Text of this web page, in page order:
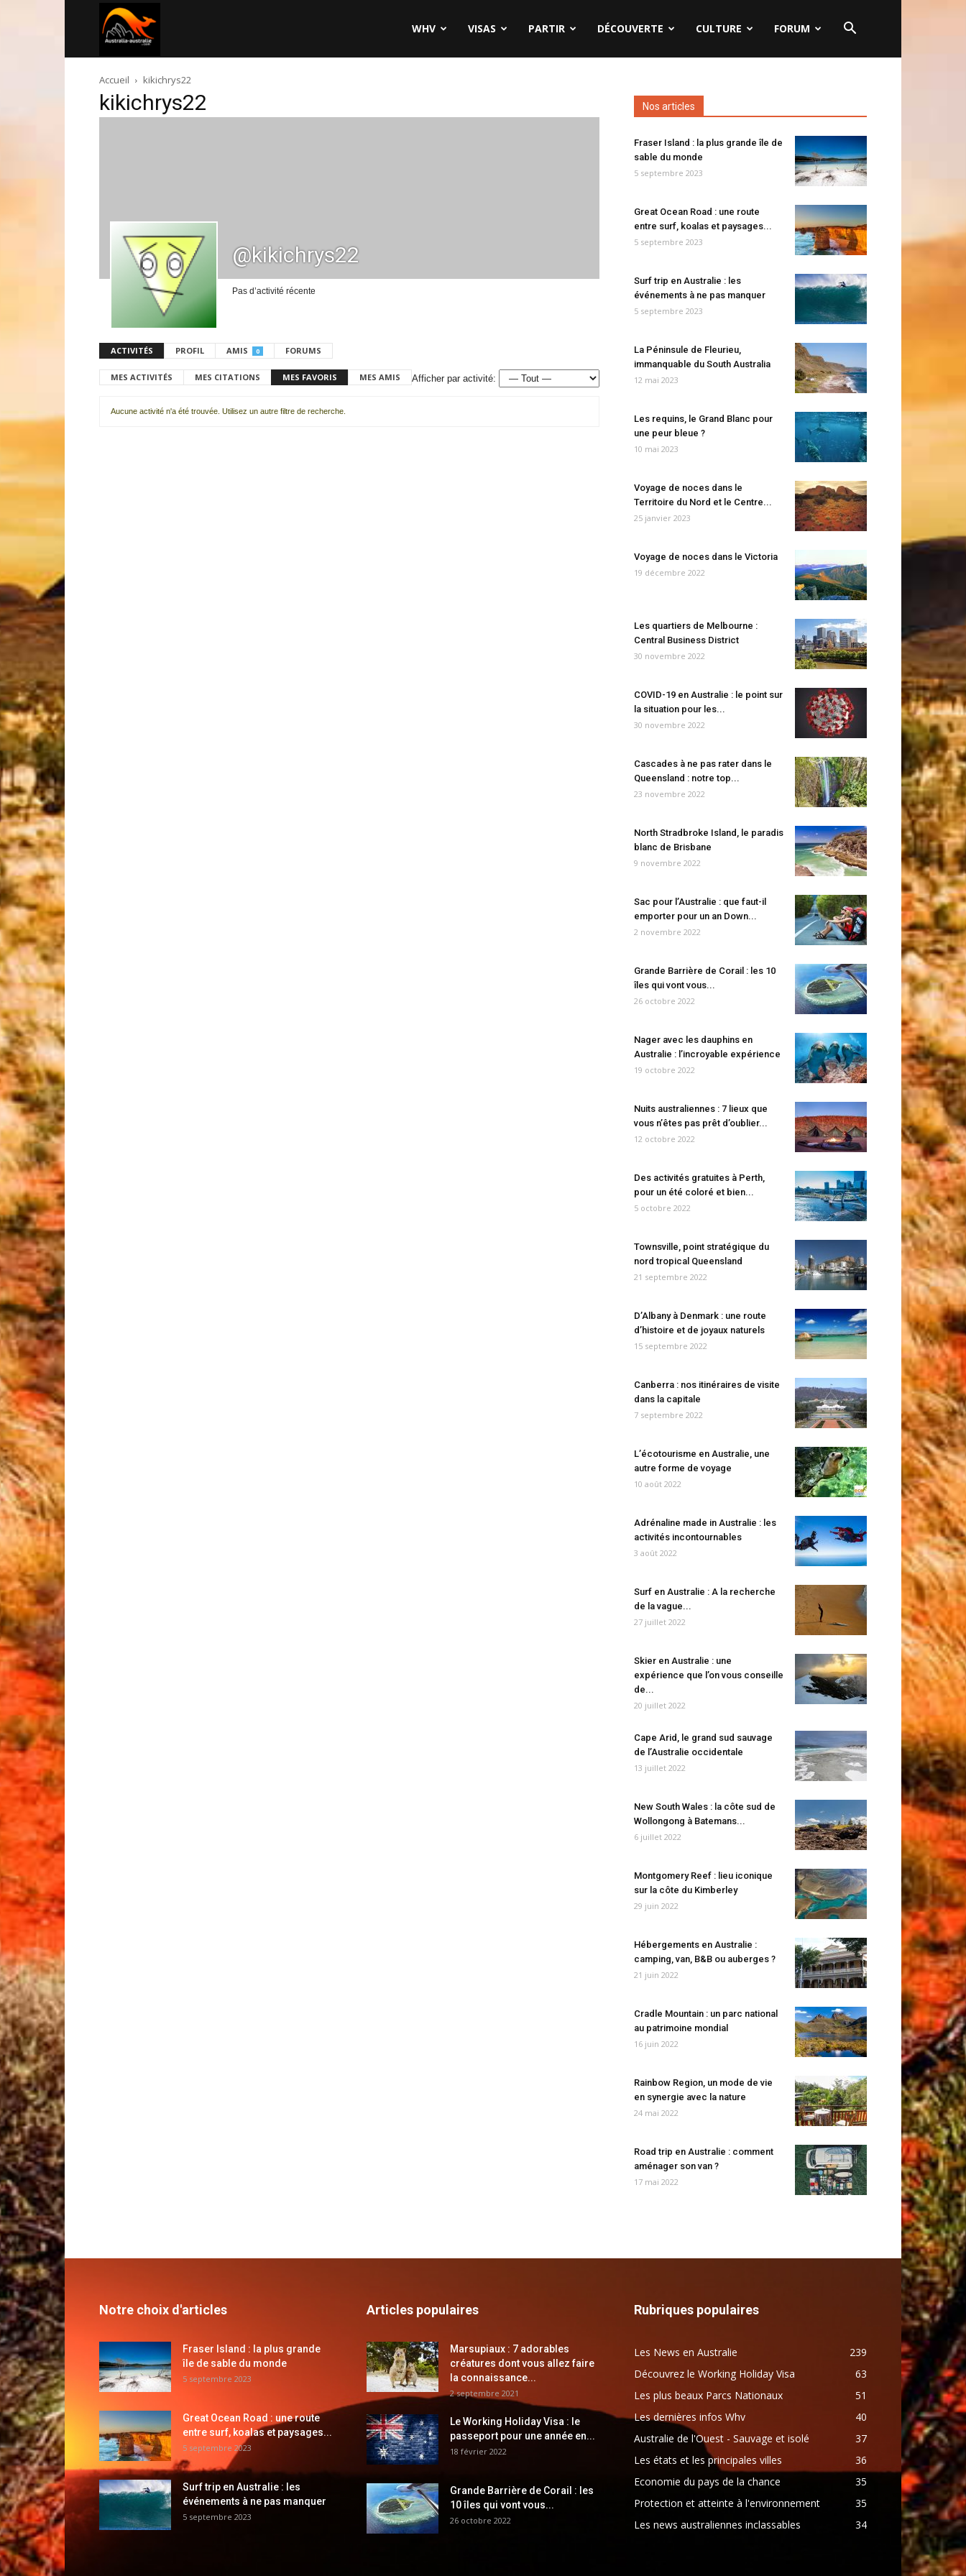
australie.com
WHV VISAS PARTIR DÉCOUVERTE CULTURE FORUM
Accueil kikichrys22
kikichrys22
@kikichrys22
Pas d’activité récente
ACTIVITÉS PROFIL AMIS 0 FORUMS
MES ACTIVITÉS MES CITATIONS MES FAVORIS MES AMIS Afficher par activité:
Aucune activité n'a été trouvée. Utilisez un autre filtre de recherche.
Nos articles
Fraser Island : la plus grande île de
sable du monde
5 septembre 2023
Great Ocean Road : une route
entre surf, koalas et paysages...
5 septembre 2023
Surf trip en Australie : les
événements à ne pas manquer
5 septembre 2023
La Péninsule de Fleurieu,
immanquable du South Australia
12 mai 2023
Les requins, le Grand Blanc pour
une peur bleue ?
10 mai 2023
Voyage de noces dans le
Territoire du Nord et le Centre...
25 janvier 2023
Voyage de noces dans le Victoria
19 décembre 2022
Les quartiers de Melbourne :
Central Business District
30 novembre 2022
COVID-19 en Australie : le point sur
la situation pour les...
30 novembre 2022
Cascades à ne pas rater dans le
Queensland : notre top...
23 novembre 2022
North Stradbroke Island, le paradis
blanc de Brisbane
9 novembre 2022
Sac pour l’Australie : que faut-il
emporter pour un an Down...
2 novembre 2022
Grande Barrière de Corail : les 10
îles qui vont vous...
26 octobre 2022
Nager avec les dauphins en
Australie : l’incroyable expérience
19 octobre 2022
Nuits australiennes : 7 lieux que
vous n’êtes pas prêt d’oublier...
12 octobre 2022
Des activités gratuites à Perth,
pour un été coloré et bien...
5 octobre 2022
Townsville, point stratégique du
nord tropical Queensland
21 septembre 2022
D’Albany à Denmark : une route
d’histoire et de joyaux naturels
15 septembre 2022
Canberra : nos itinéraires de visite
dans la capitale
7 septembre 2022
L’écotourisme en Australie, une
autre forme de voyage
10 août 2022
Adrénaline made in Australie : les
activités incontournables
3 août 2022
Surf en Australie : A la recherche
de la vague...
27 juillet 2022
Skier en Australie : une
expérience que l’on vous conseille
de...
20 juillet 2022
Cape Arid, le grand sud sauvage
de l’Australie occidentale
13 juillet 2022
New South Wales : la côte sud de
Wollongong à Batemans...
6 juillet 2022
Montgomery Reef : lieu iconique
sur la côte du Kimberley
29 juin 2022
Hébergements en Australie :
camping, van, B&B ou auberges ?
21 juin 2022
Cradle Mountain : un parc national
au patrimoine mondial
16 juin 2022
Rainbow Region, un mode de vie
en synergie avec la nature
24 mai 2022
Road trip en Australie : comment
aménager son van ?
17 mai 2022
Notre choix d'articles
Fraser Island : la plus grande
île de sable du monde
5 septembre 2023
Great Ocean Road : une route
entre surf, koalas et paysages...
5 septembre 2023
Surf trip en Australie : les
événements à ne pas manquer
5 septembre 2023
Articles populaires
Marsupiaux : 7 adorables
créatures dont vous allez faire
la connaissance...
2 septembre 2021
Le Working Holiday Visa : le
passeport pour une année en...
18 février 2022
Grande Barrière de Corail : les
10 îles qui vont vous...
26 octobre 2022
Rubriques populaires
Les News en Australie
239
Découvrez le Working Holiday Visa
63
Les plus beaux Parcs Nationaux
51
Les dernières infos Whv
40
Australie de l'Ouest - Sauvage et isolé
37
Les états et les principales villes
36
Economie du pays de la chance
35
Protection et atteinte à l'environnement
35
Les news australiennes inclassables
34